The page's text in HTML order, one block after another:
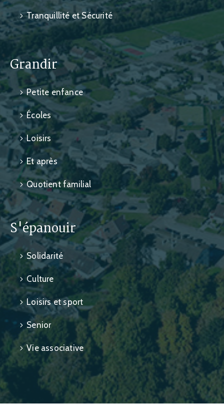
Tranquillité et Sécurité
Grandir
Petite enfance
Écoles
Loisirs
Et après
Quotient familial
S'épanouir
Solidarité
Culture
Loisirs et sport
Senior
Vie associative